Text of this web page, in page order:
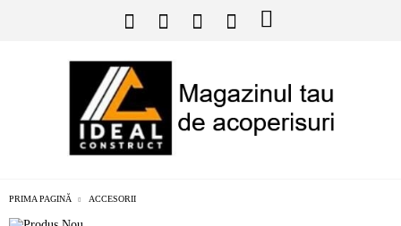
PRIMA PAGINĂ ACCESORII